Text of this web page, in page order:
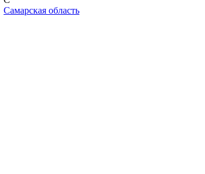
Самарская область